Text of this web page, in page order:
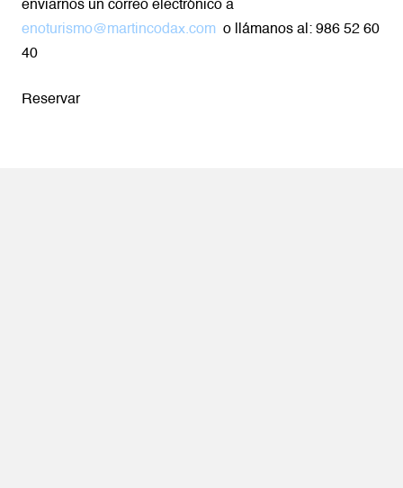
enviarnos un correo electrónico a
enoturismo@martincodax.com o llámanos al: 986 52 60
40
Reservar